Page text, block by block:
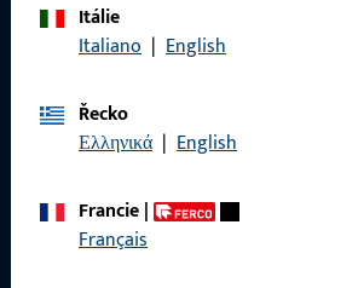
Itálie
Italiano | English
Řecko
Ελληνικά | English
Francie|
Français
Ochrana osobních údajů